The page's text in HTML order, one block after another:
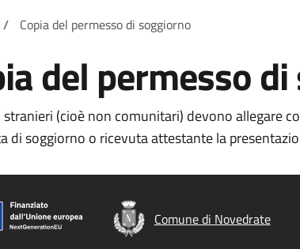
di pane
/ Copia del permesso di soggiorno
del permesso
(cioè non comunitari) devono allegare
di soggiorno o ricevuta attestante la
Comune di Novedrate